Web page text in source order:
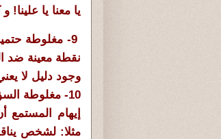
يا معنا يا
9- مغلوطة حتمية البرهان Burden Of Proof:
نقطة معينة ضد
وجود دليل لا
10- مغلوطة السؤال المحرج Rhetorical Question
إيهام
مثلا: لشخص